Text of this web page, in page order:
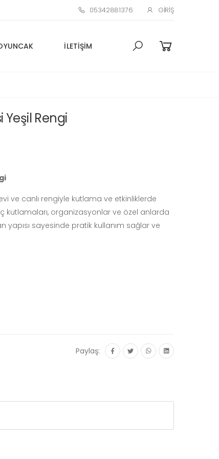
05342881376 GIRIŞ
İLETIŞIM
Rengi
ve canlı rengiyle kutlama ve etkinliklerde
kutlamaları, organizasyonlar ve özel anlarda
yapısı sayesinde pratik kullanım sağlar ve
Paylaş: